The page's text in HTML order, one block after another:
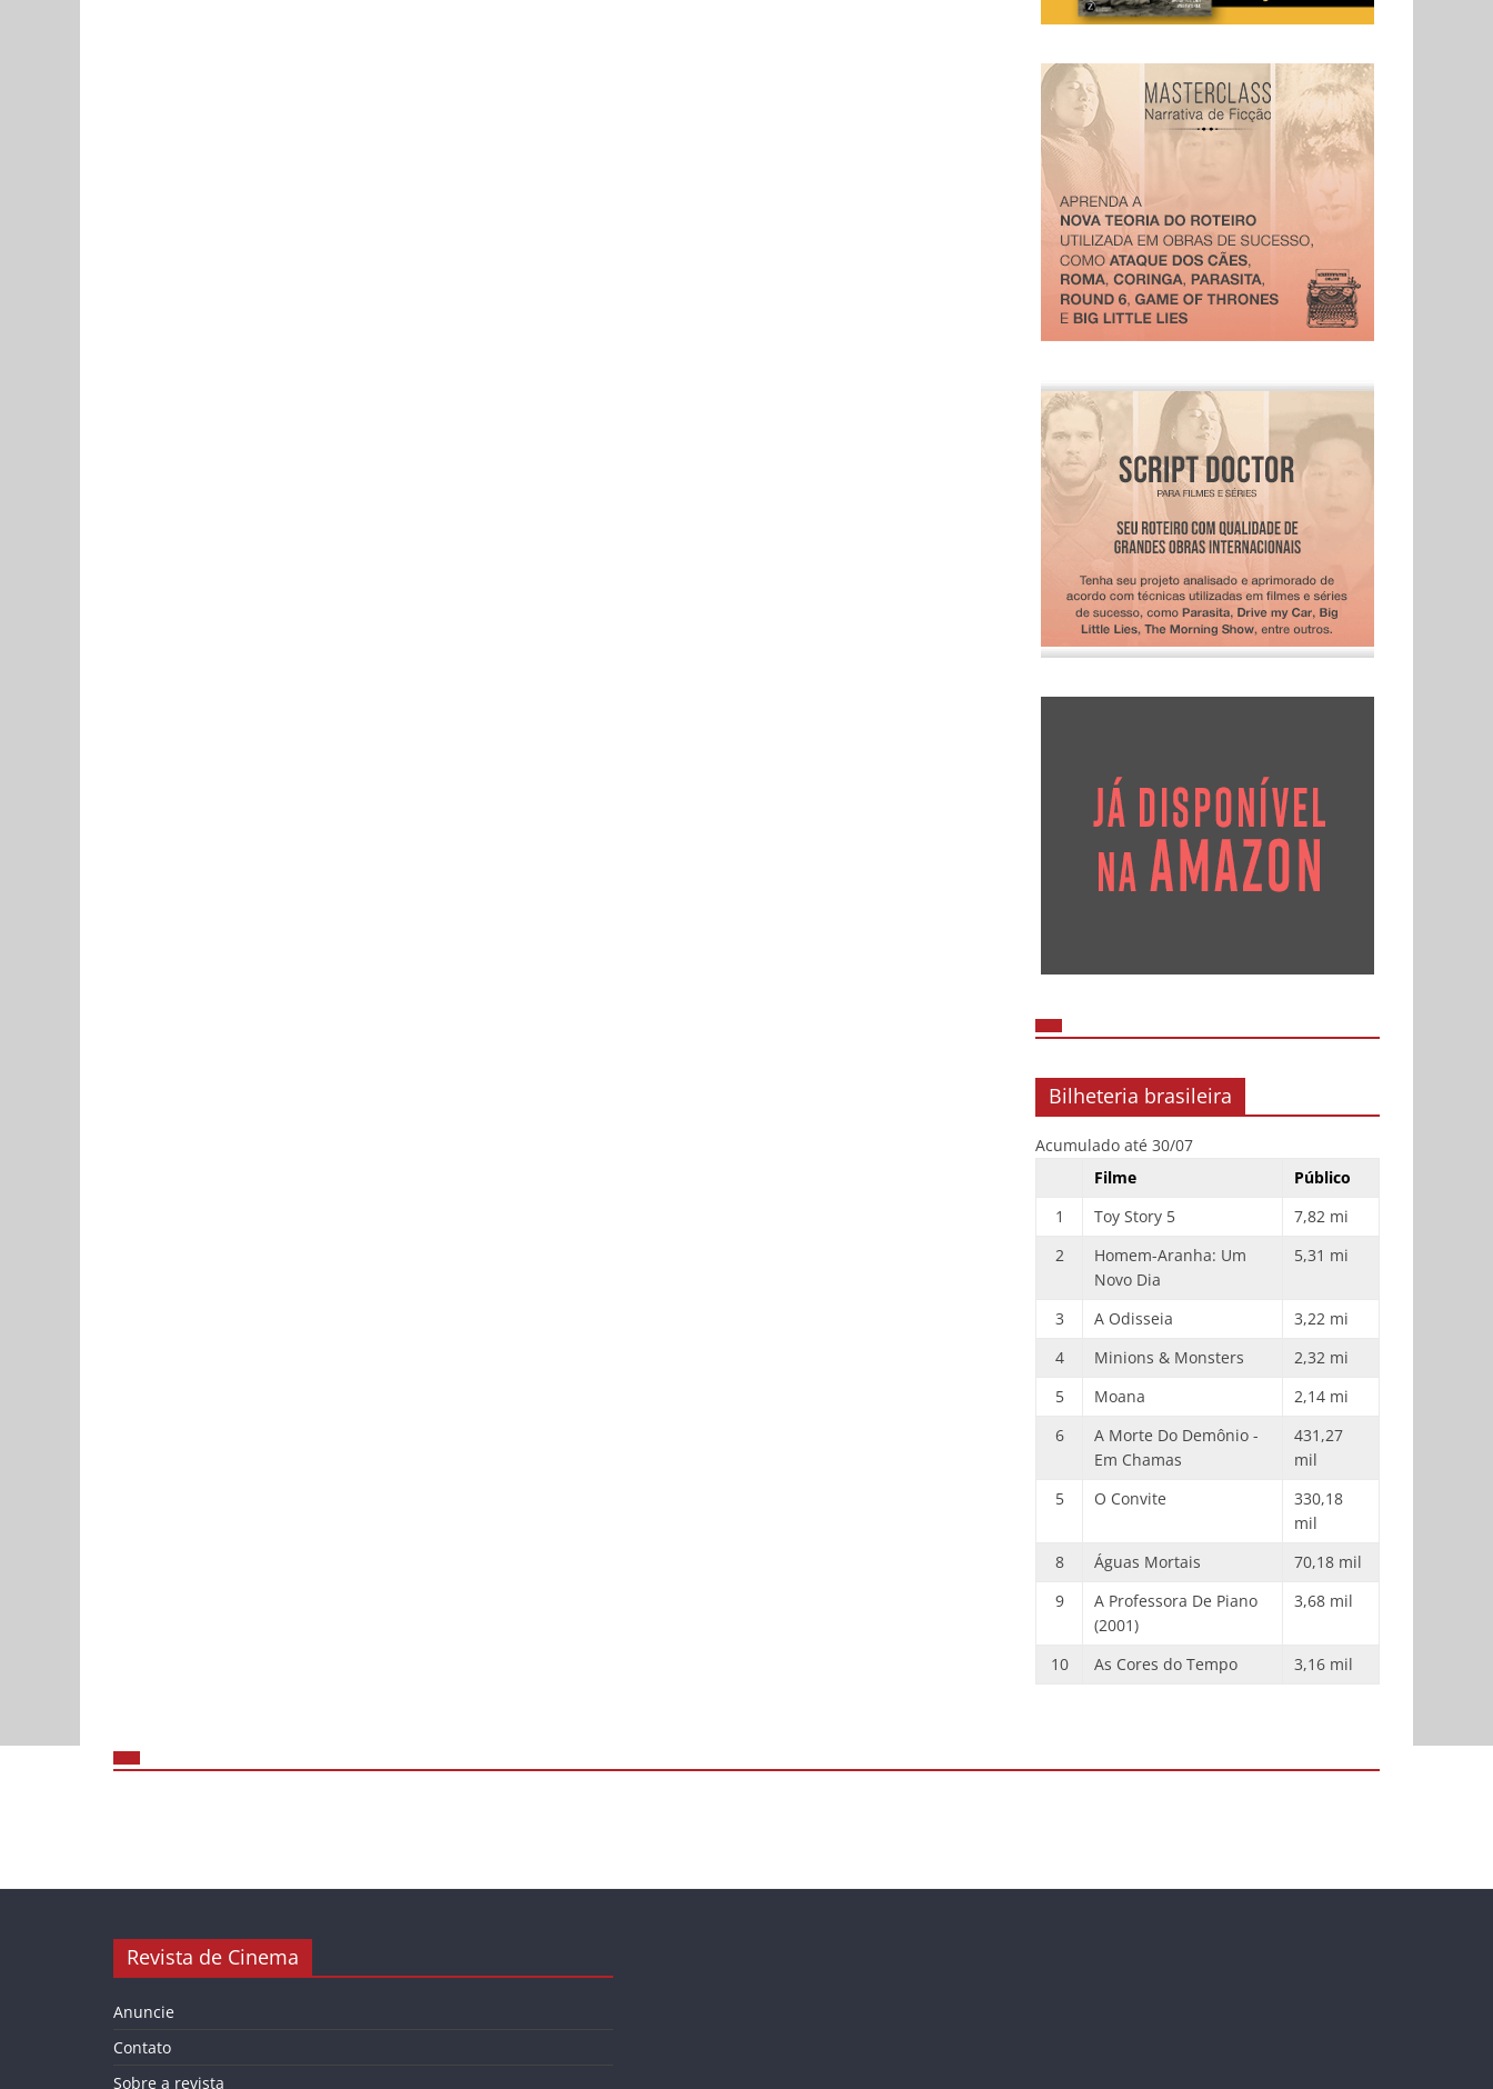
Bilheteria brasileira
Acumulado até 30/07
Filme
Público
1
Toy Story 5
7,82 mi
2
Homem-Aranha: Um
Novo Dia
5,31 mi
3 A Odisseia
3,22 mi
4
Minions & Monsters
2,32 mi
5
Moana
2,14 mi
6
A Morte Do Demônio -
Em Chamas
431,27
mil
5
O Convite
330,18
mil
8
Águas Mortais
70,18 mil
9
A Professora De Piano
(2001)
3,68 mil
10 As Cores do Tempo 3,16 mil
Revista de Cinema
Anuncie
Contato
Sobre a revista